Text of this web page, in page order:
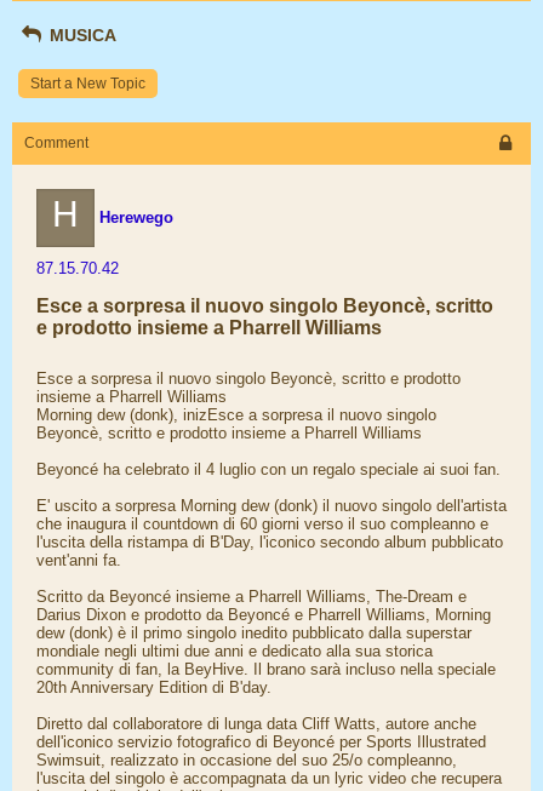
MUSICA
Start a New Topic
Comment
H Herewego
87.15.70.42
Esce a sorpresa il nuovo singolo Beyoncè, scritto
e prodotto insieme a Pharrell Williams
Esce a sorpresa il nuovo singolo Beyoncè, scritto e prodotto
insieme a Pharrell Williams
Morning dew (donk), inizEsce a sorpresa il nuovo singolo
Beyoncè, scritto e prodotto insieme a Pharrell Williams
Beyoncé ha celebrato il 4 luglio con un regalo speciale ai suoi fan.
E' uscito a sorpresa Morning dew (donk) il nuovo singolo dell'artista
che inaugura il countdown di 60 giorni verso il suo compleanno e
l'uscita della ristampa di B'Day, l'iconico secondo album pubblicato
vent'anni fa.
Scritto da Beyoncé insieme a Pharrell Williams, The-Dream e
Darius Dixon e prodotto da Beyoncé e Pharrell Williams, Morning
dew (donk) è il primo singolo inedito pubblicato dalla superstar
mondiale negli ultimi due anni e dedicato alla sua storica
community di fan, la BeyHive. Il brano sarà incluso nella speciale
20th Anniversary Edition di B'day.
Diretto dal collaboratore di lunga data Cliff Watts, autore anche
dell'iconico servizio fotografico di Beyoncé per Sports Illustrated
Swimsuit, realizzato in occasione del suo 25/o compleanno,
l'uscita del singolo è accompagnata da un lyric video che recupera